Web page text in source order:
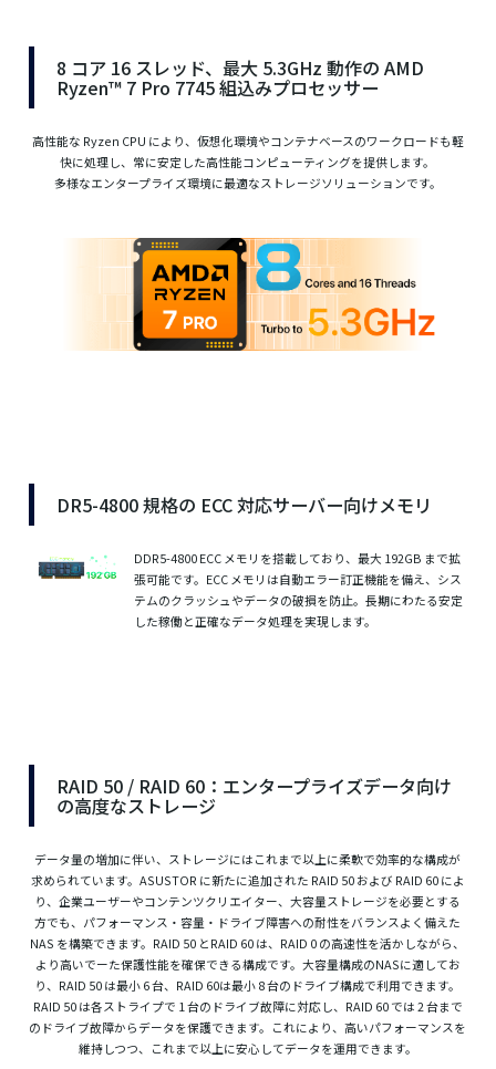
8 コア 16 スレッド、最大 5.3GHz 動作の AMD
Ryzen™ 7 Pro 7745 組込みプロセッサー
高性能な Ryzen CPU により、仮想化環境やコンテナベースのワークロードも軽
快に処理し、常に安定した高性能コンピューティングを提供します。
多様なエンタープライズ環境に最適なストレージソリューションです。
DR5-4800 規格の ECC 対応サーバー向けメモリ
DDR5-4800 ECC メモリを搭載しており、最大 192GB まで拡
張可能です。ECC メモリは自動エラー訂正機能を備え、シス
テムのクラッシュやデータの破損を防止。長期にわたる安定
した稼働と正確なデータ処理を実現します。
RAID 50 / RAID 60：エンタープライズデータ向け
の高度なストレージ
データ量の増加に伴い、ストレージにはこれまで以上に柔軟で効率的な構成が
求められています。ASUSTOR に新たに追加された RAID 50 および RAID 60 によ
り、企業ユーザーやコンテンツクリエイター、大容量ストレージを必要とする
方でも、パフォーマンス・容量・ドライブ障害への耐性をバランスよく備えた
NAS を構築できます。RAID 50 とRAID 60 は、RAID 0 の高速性を活かしながら、
より高いでーた保護性能を確保できる構成です。大容量構成のNASに適してお
り、RAID 50 は最小 6 台、RAID 60は最小 8 台のドライブ構成で利用できます。
RAID 50 は各ストライプで 1 台のドライブ故障に対応し、RAID 60 では 2 台まで
のドライブ故障からデータを保護できます。これにより、高いパフォーマンスを
維持しつつ、これまで以上に安心してデータを運用できます。